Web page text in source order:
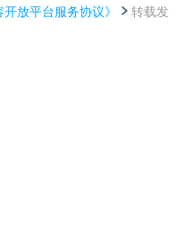
开放平台服务协议》
转载发